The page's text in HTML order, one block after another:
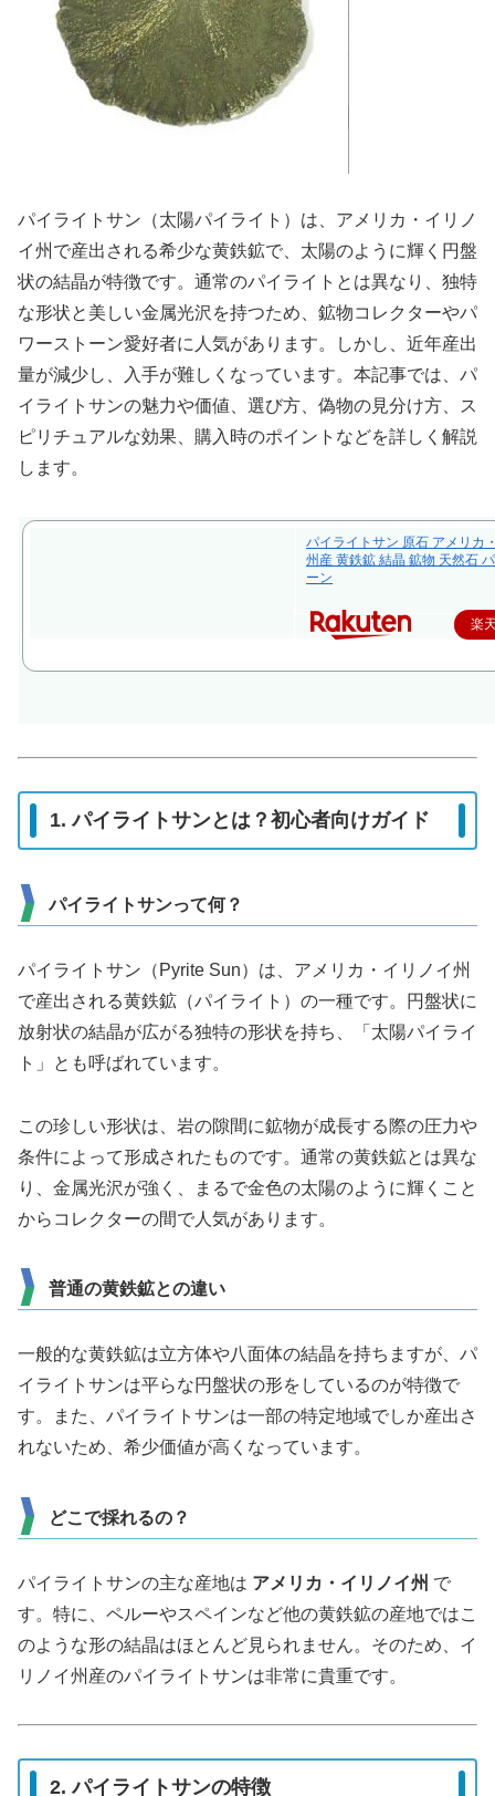
パイライトサン（太陽パイライト）は、アメリカ・イリノ
イ州で産出される希少な黄鉄鉱で、太陽のように輝く円盤
状の結晶が特徴です。通常のパイライトとは異なり、独特
な形状と美しい金属光沢を持つため、鉱物コレクターやパ
ワーストーン愛好者に人気があります。しかし、近年産出
量が減少し、入手が難しくなっています。本記事では、パ
イライトサンの魅力や価値、選び方、偽物の見分け方、ス
ピリチュアルな効果、購入時のポイントなどを詳しく解説
します。
パイライトサン 原石 アメリカ
州産 黄鉄鉱 結晶 鉱物 天然石
ーン
楽
1. パイライトサンとは？初心者向けガイド
パイライトサンって何？
パイライトサン（Pyrite Sun）は、アメリカ・イリノイ州
で産出される黄鉄鉱（パイライト）の一種です。円盤状に
放射状の結晶が広がる独特の形状を持ち、「太陽パイライ
ト」とも呼ばれています。
この珍しい形状は、岩の隙間に鉱物が成長する際の圧力や
条件によって形成されたものです。通常の黄鉄鉱とは異な
り、金属光沢が強く、まるで金色の太陽のように輝くこと
からコレクターの間で人気があります。
普通の黄鉄鉱との違い
一般的な黄鉄鉱は立方体や八面体の結晶を持ちますが、パ
イライトサンは平らな円盤状の形をしているのが特徴で
す。また、パイライトサンは一部の特定地域でしか産出さ
れないため、希少価値が高くなっています。
どこで採れるの？
パイライトサンの主な産地は アメリカ・イリノイ州 で
す。特に、ペルーやスペインなど他の黄鉄鉱の産地ではこ
のような形の結晶はほとんど見られません。そのため、イ
リノイ州産のパイライトサンは非常に貴重です。
2. パイライトサンの特徴